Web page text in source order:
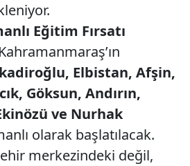
Eğitim Fırsatı
Elbistan, Afşin,
Göksun, Andırın,
ve Nurhak
olarak başlatılacak.
merkezindeki değil,